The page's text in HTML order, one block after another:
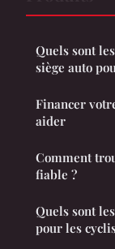
Quels sont
siège auto
Financer
aider
Comment
fiable ?
Quels sont
pour les